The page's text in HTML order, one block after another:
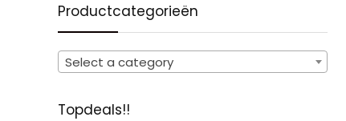
Productcategorieën
Select a category
Topdeals!!